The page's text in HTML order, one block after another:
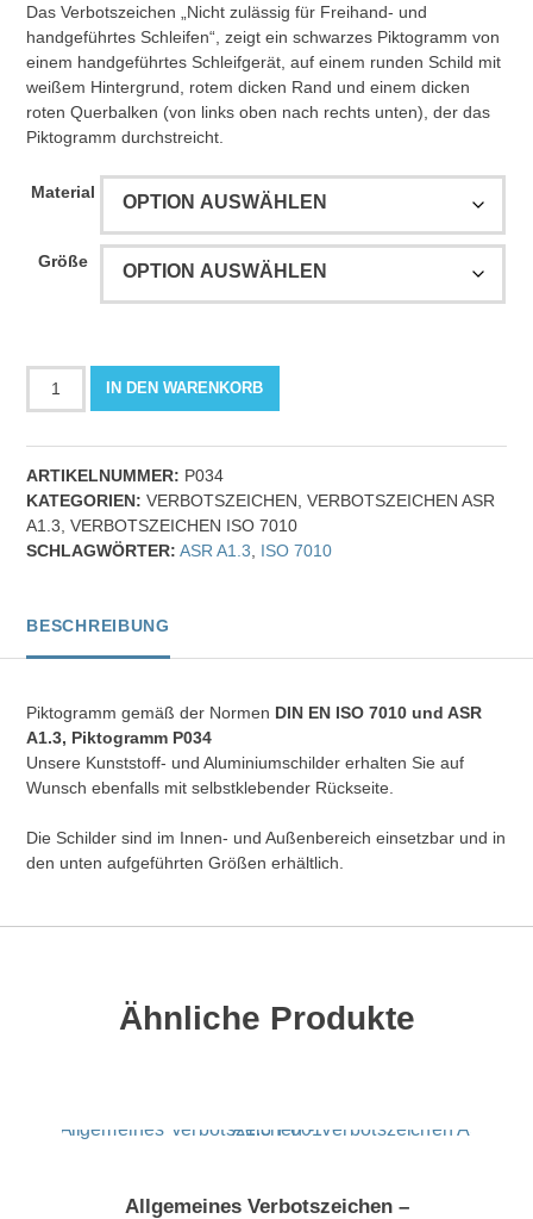
Das Verbotszeichen „Nicht zulässig für Freihand- und
handgeführtes Schleifen“, zeigt ein schwarzes Piktogramm von
einem handgeführtes Schleifgerät, auf einem runden Schild mit
weißem Hintergrund, rotem dicken Rand und einem dicken
roten Querbalken (von links oben nach rechts unten), der das
Piktogramm durchstreicht.
Material
Größe
Nicht
zulässig
Freihand-
und
handgeführtes
Schleifen
-
IN DEN WARENKORB
ARTIKELNUMMER: P034
KATEGORIEN: VERBOTSZEICHEN ,VERBOTSZEICHEN ASR
A1.3 ,VERBOTSZEICHEN ISO 7010
SCHLAGWÖRTER: ASR A1.3 ISO 7010
BESCHREIBUNG
Piktogramm gemäß der Normen DIN EN ISO 7010 undASR
A1.3, Piktogramm P034
Unsere Kunststoff- und Aluminiumschilder erhalten Sie auf
Wunsch ebenfalls mit selbstklebender Rückseite.
Die Schilder sind im Innen- und Außenbereich einsetzbar und in
den unten aufgeführten Größen erhältlich.
Ähnliche Produkte
Dieses Produkt weist mehrere Varianten auf. Die Optionen können auf der Produktseite gewählt werden
Allgemeines Verbotszeichen –